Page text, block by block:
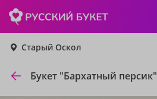
Старый Оскол
Букет "Бархатный персик"